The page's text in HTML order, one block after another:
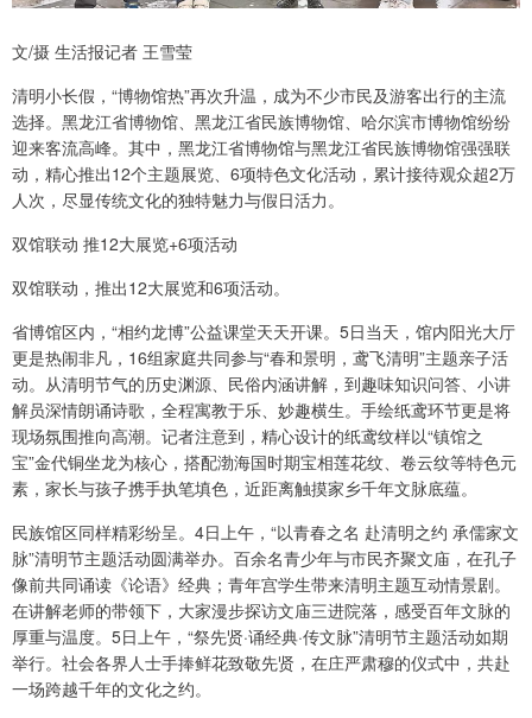
文/摄 生活报记者 王雪莹
清明小长假，“博物馆热”再次升温，成为不少市民及游客出行的主流
选择。黑龙江省博物馆、黑龙江省民族博物馆、哈尔滨市博物馆纷纷
迎来客流高峰。其中，黑龙江省博物馆与黑龙江省民族博物馆强强联
动，精心推出12个主题展览、6项特色文化活动，累计接待观众超2万
人次，尽显传统文化的独特魅力与假日活力。
双馆联动 推12大展览+6项活动
双馆联动，推出12大展览和6项活动。
省博馆区内，“相约龙博”公益课堂天天开课。5日当天，馆内阳光大厅
更是热闹非凡，16组家庭共同参与“春和景明，鸢飞清明”主题亲子活
动。从清明节气的历史渊源、民俗内涵讲解，到趣味知识问答、小讲
解员深情朗诵诗歌，全程寓教于乐、妙趣横生。手绘纸鸢环节更是将
现场氛围推向高潮。记者注意到，精心设计的纸鸢纹样以“镇馆之
宝”金代铜坐龙为核心，搭配渤海国时期宝相莲花纹、卷云纹等特色元
素，家长与孩子携手执笔填色，近距离触摸家乡千年文脉底蕴。
民族馆区同样精彩纷呈。4日上午，“以青春之名 赴清明之约 承儒家文
脉”清明节主题活动圆满举办。百余名青少年与市民齐聚文庙，在孔子
像前共同诵读《论语》经典；青年宫学生带来清明主题互动情景剧。
在讲解老师的带领下，大家漫步探访文庙三进院落，感受百年文脉的
厚重与温度。5日上午，“祭先贤·诵经典·传文脉”清明节主题活动如期
举行。社会各界人士手捧鲜花致敬先贤，在庄严肃穆的仪式中，共赴
一场跨越千年的文化之约。